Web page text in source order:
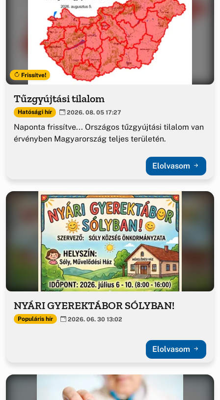
Frissítve!
Tűzgyújtási tilalom
Hatósági hír 2026. 08. 05 17:27
Naponta frissítve... Országos tűzgyújtási tilalom van
érvényben Magyarország teljes területén.
Elolvasom
NYÁRI GYEREKTÁBOR SÓLYBAN!
Populáris hír 2026. 06. 30 13:02
Elolvasom